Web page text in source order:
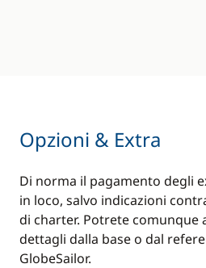
Opzioni & Extra
Di norma il pagamento degli
in loco, salvo indicazioni
di charter. Potrete comunque
dettagli dalla base o dal
GlobeSailor.